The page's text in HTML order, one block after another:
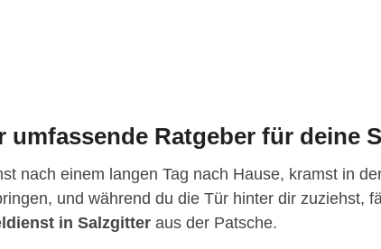
umfassende Ratgeber für deine
nach einem langen Tag nach Hause, kramst in
und während du die Tür hinter dir zuziehst,
in Salzgitter aus der Patsche.